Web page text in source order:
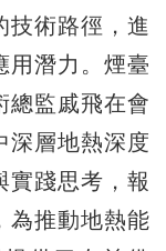
技術路徑，進
用潛力。煙臺
總監戚飛在會
深層地熱深度
實踐思考，報
為推動地熱能